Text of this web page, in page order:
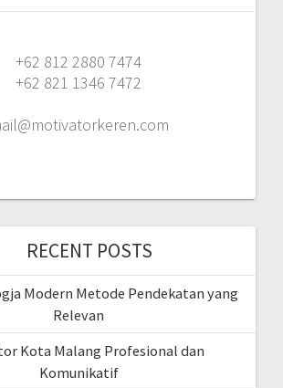
+62 812 2880 7474
+62 821 1346 7472
RECENT POSTS
Modern Metode Pendekatan yang
Relevan
Kota Malang Profesional dan
Komunikatif